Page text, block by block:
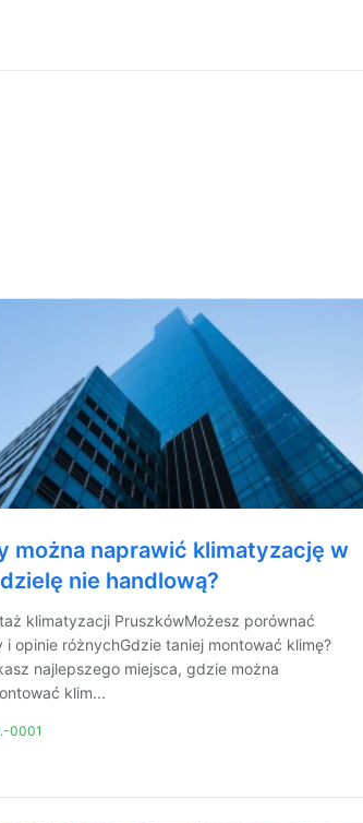
można naprawić klimatyzację w
nie handlową?
klimatyzacji PruszkówMożesz porównać
i opinie różnychGdzie taniej montować klimę?
najlepszego miejsca, gdzie można
klim...
0001